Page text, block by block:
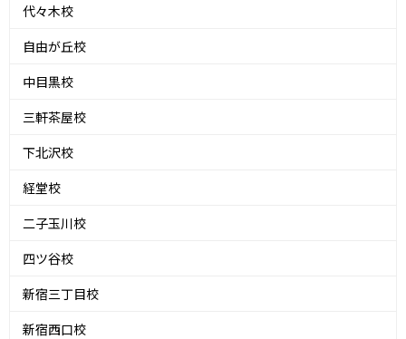
代々木校
自由が丘校
中目黒校
三軒茶屋校
下北沢校
経堂校
二子玉川校
四ツ谷校
新宿三丁目校
新宿西口校